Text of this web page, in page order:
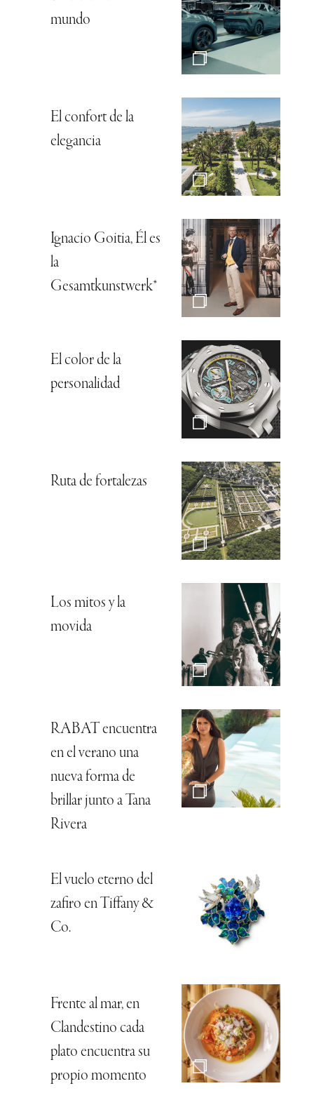
mundo
El confort de la
elegancia
Ignacio Goitia, Él es
la
Gesamtkunstwerk*
El color de la
personalidad
Ruta de fortalezas
Los mitos y la
movida
RABAT encuentra
en el verano una
nueva forma de
brillar junto a Tana
Rivera
El vuelo eterno del
zafiro en Tiffany &
Co.
Frente al mar, en
Clandestino cada
plato encuentra su
propio momento